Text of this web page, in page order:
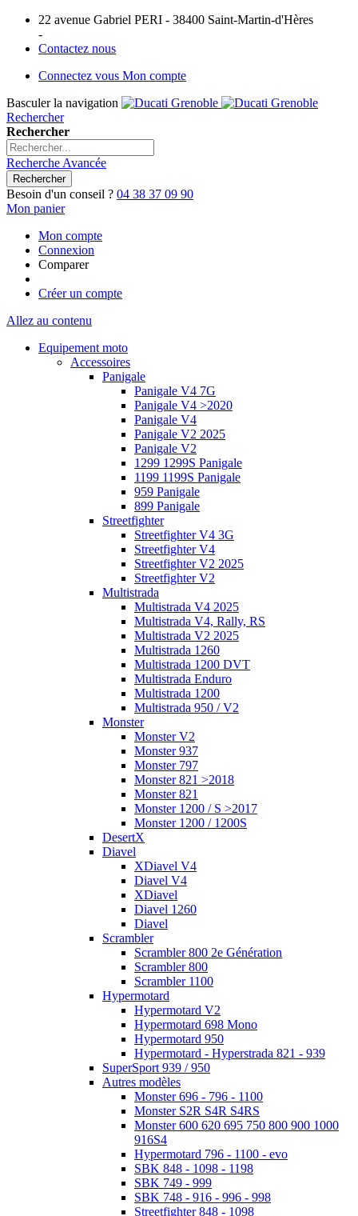
22 avenue Gabriel PERI - 38400 Saint-Martin-d'Hères
-
Contactez nous
Connectez vous Mon compte
Basculer la navigation
Rechercher
Rechercher
Recherche Avancée
Rechercher
Besoin d'un conseil ? 04 38 37 09 90
Mon panier
Mon compte
Connexion
Comparer
Créer un compte
Allez au contenu
Equipement moto
Accessoires
Panigale
Panigale V4 7G
Panigale V4 >2020
Panigale V4
Panigale V2 2025
Panigale V2
1299 1299S Panigale
1199 1199S Panigale
959 Panigale
899 Panigale
Streetfighter
Streetfighter V4 3G
Streetfighter V4
Streetfighter V2 2025
Streetfighter V2
Multistrada
Multistrada V4 2025
Multistrada V4, Rally, RS
Multistrada V2 2025
Multistrada 1260
Multistrada 1200 DVT
Multistrada Enduro
Multistrada 1200
Multistrada 950 / V2
Monster
Monster V2
Monster 937
Monster 797
Monster 821 >2018
Monster 821
Monster 1200 / S >2017
Monster 1200 / 1200S
DesertX
Diavel
XDiavel V4
Diavel V4
XDiavel
Diavel 1260
Diavel
Scrambler
Scrambler 800 2e Génération
Scrambler 800
Scrambler 1100
Hypermotard
Hypermotard V2
Hypermotard 698 Mono
Hypermotard 950
Hypermotard - Hyperstrada 821 - 939
SuperSport 939 / 950
Autres modèles
Monster 696 - 796 - 1100
Monster S2R S4R S4RS
Monster 600 620 695 750 800 900 1000
916S4
Hypermotard 796 - 1100 - evo
SBK 848 - 1098 - 1198
SBK 749 - 999
SBK 748 - 916 - 996 - 998
Streetfighter 848 - 1098